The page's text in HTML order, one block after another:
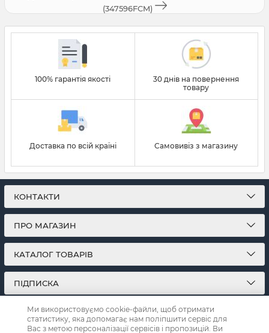
(347596FCM)
100% гарантія якості
30 днів на повернення
товару
Доставка по всій країні Самовивіз з магазину
КОНТАКТИ
ПРО МАГАЗИН
КАТАЛОГ ТОВАРІВ
ПІДПИСКА
МИ У СОЦМЕРЕЖАХ:
Ми використовуємо cookie-файли, щоб отримати
статистику, яка допомагає нам поліпшити сервіс для
Вас з метою персоналізації сервісів і пропозицій. Ви